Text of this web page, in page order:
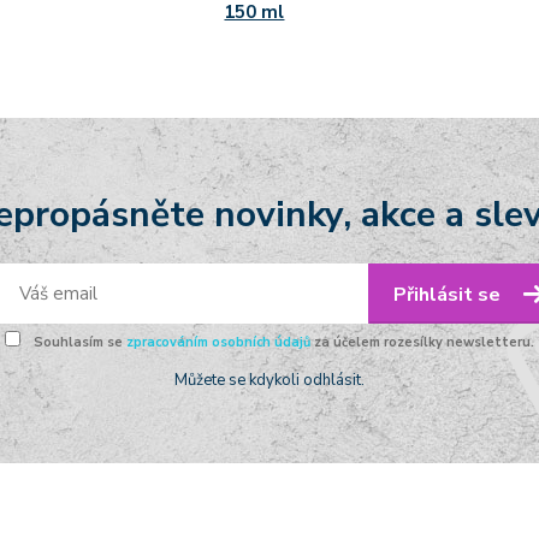
150 ml
novinky, akce a
Přihlásit se
Souhlasím se zpracováním osobních údajůza účelem rozesílky newsletteru.
Můžete se kdykoli odhlásit.